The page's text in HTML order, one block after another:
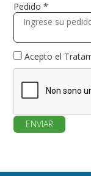
Pedido *
Acepto el
ENVIAR